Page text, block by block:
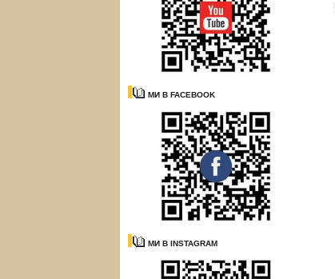
МИ В FACEBOOK
МИ В INSTAGRAM